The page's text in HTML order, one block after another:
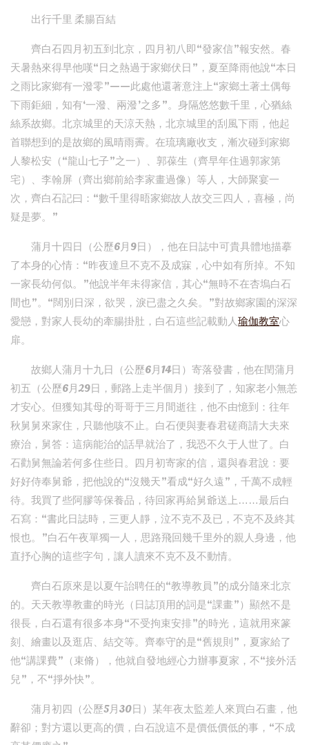
出行千里 柔腸百結
齊白石四月初五到北京，四月初八即“發家信”報安然。春
天暑熱來得早他嘆“日之熱過于家鄉伏日”，夏至降雨他說“本日
之雨比家鄉有一潑零”——此處他還著意注上“家鄉土著土偶每
下雨鉅細，知有‘一潑、兩潑’之多”。身隔悠悠數千里，心猶絲
絲系故鄉。北京城里的天涼天熱，北京城里的刮風下雨，他起
首聯想到的是故鄉的風晴雨霽。在琉璃廠收支，漸次碰到家鄉
人黎松安（“龍山七子”之一）、郭葆生（齊早年住過郭家第
宅）、李翰屏（齊出鄉前給李家畫過像）等人，大師聚宴一
次，齊白石記曰：“數千里得晤家鄉故人故交三四人，喜極，尚
疑是夢。”
蒲月十四日（公歷6月9日），他在日誌中可貴具體地描摹
了本身的心情：“昨夜達旦不克不及成寐，心中如有所掉。不知
一家長幼何似。”他說半年未得家信，其心“無時不在杏塢白石
間也”。“闊別日深，欲哭，淚已盡之久矣。”對故鄉家園的深深
愛戀，對家人長幼的牽腸掛肚，白石這些記載動人瑜伽教室心
扉。
故鄉人蒲月十九日（公歷6月14日）寄落發書，他在閏蒲月
初五（公歷6月29日，郵路上走半個月）接到了，知家老小無恙
才安心。但獲知其母的哥哥于三月間逝往，他不由憶到：往年
秋舅舅來家住，只聽他咳不止。白石便與妻春君磋商請大夫來
療治，舅答：這病能治的話早就治了，我恐不久于人世了。白
石勸舅無論若何多住些日。四月初寄家的信，還與春君說：要
好好侍奉舅爺，把他說的“沒幾天”看成“好久遠”，千萬不成輕
待。我買了些阿膠等保養品，待回家再給舅爺送上……最后白
石寫：“書此日誌時，三更人靜，泣不克不及已，不克不及終其
恨也。”白石午夜單獨一人，思路飛回幾千里外的親人身邊，他
直抒心胸的這些字句，讓人讀來不克不及不動情。
齊白石原來是以夏午詒聘任的“教導教員”的成分隨來北京
的。天天教導教畫的時光（日誌頂用的詞是“課畫”）顯然不是
很長，白石還有很多本身“不受拘束安排”的時光，這就用來篆
刻、繪畫以及逛店、結交等。齊奉守的是“舊規則”，夏家給了
他“講課費”（束脩），他就自發地經心力辦事夏家，不“接外活
兒”，不“掙外快”。
蒲月初四（公歷5月30日）某年夜太監差人來買白石畫，他
辭卻；對方還以更高的價，白石說這不是價低價低的事，“不成